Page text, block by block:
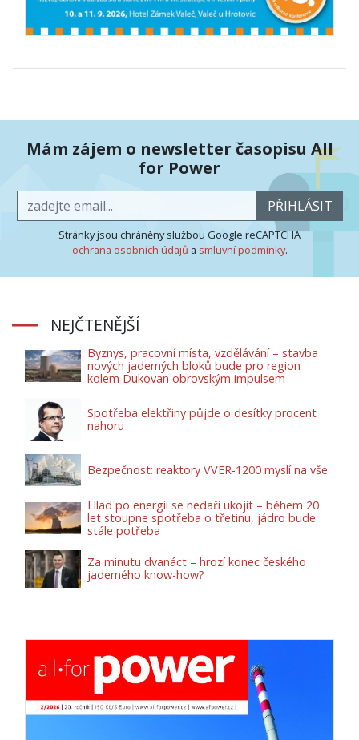
Mám zájem o newsletter časopisu All
for Power
PŘIHLÁSIT
Stránky jsou chráněny službou Google reCAPTCHA
ochrana osobních údajů a smluvní podmínky.
NEJČTENĚJŠÍ
Byznys, pracovní místa, vzdělávání – stavba
nových jaderných bloků bude pro region
kolem Dukovan obrovským impulsem
Spotřeba elektřiny půjde o desítky procent
nahoru
Bezpečnost: reaktory VVER-1200 myslí na vše
Hlad po energii se nedaří ukojit – během 20
let stoupne spotřeba o třetinu, jádro bude
stále potřeba
Za minutu dvanáct – hrozí konec českého
jaderného know-how?